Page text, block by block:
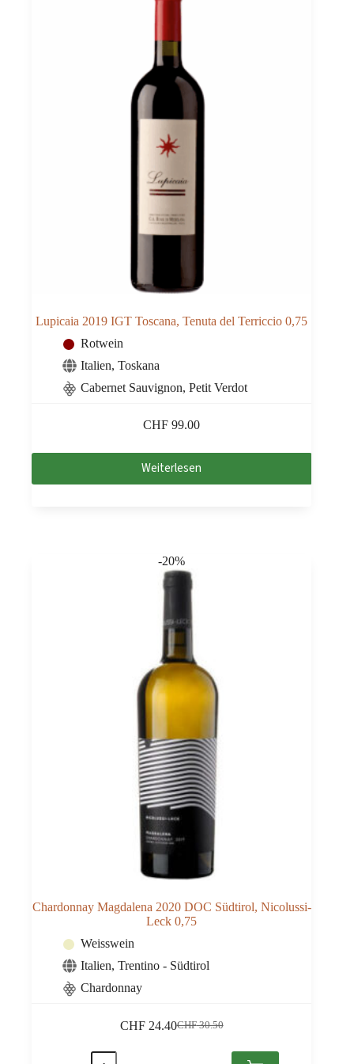
Lupicaia 2019 IGT Toscana, Tenuta del Terriccio 0,75
Rotwein
Italien, Toskana
Cabernet Sauvignon, Petit Verdot
CHF 99.00
Weiterlesen
-20%
Chardonnay Magdalena 2020 DOC Südtirol, Nicolussi-
Leck 0,75
Weisswein
Italien, Trentino - Südtirol
Chardonnay
CHF30.50
Ursprünglicher
CHF24.40Aktueller
Chardonnay